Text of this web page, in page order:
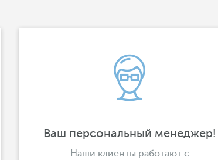
Ваш персональный менеджер!
Наши клиенты работают с